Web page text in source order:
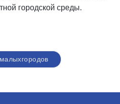
городской среды.